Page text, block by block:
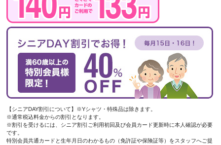
【シニアDAY割引について】※Yシャツ・特殊品は除きます。
※通常税込料金からの割引となります。
※割引を受けるには、シニア割引ご利用初回及び会員カード更新時に本人確認が必要
です。
特別会員共通カードと生年月日のわかるもの（免許証や保険証等）をスタッフへご提